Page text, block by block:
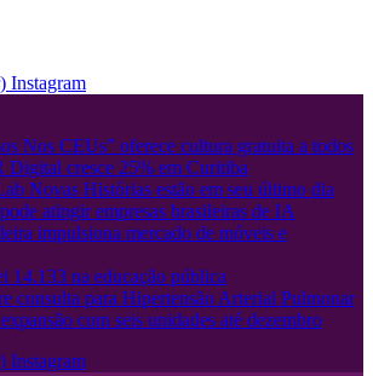
Instagram
Nos CEUs” oferece cultura gratuita a todos
Digital cresce 25% em Curitiba
Novas Histórias estão em seu último dia
atingir empresas brasileiras de IA
impulsiona mercado de móveis e
14.133 na educação pública
consulta para Hipertensão Arterial Pulmonar
com seis unidades até dezembro
Instagram